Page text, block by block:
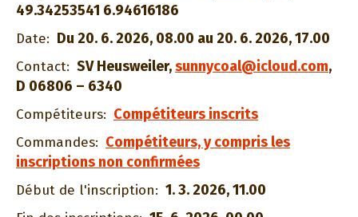
49.34253541 6.94616186
Date: Du 20. 6. 2026, 08.00 au 20. 6. 2026, 17.00
Contact: SV Heusweiler,sunnycoal@icloud.com,
D 06806 – 6340
Compétiteurs: Compétiteurs inscrits
Commandes: Compétiteurs, y compris les
inscriptions non confirmées
Début de l'inscription: 1. 3. 2026, 11.00